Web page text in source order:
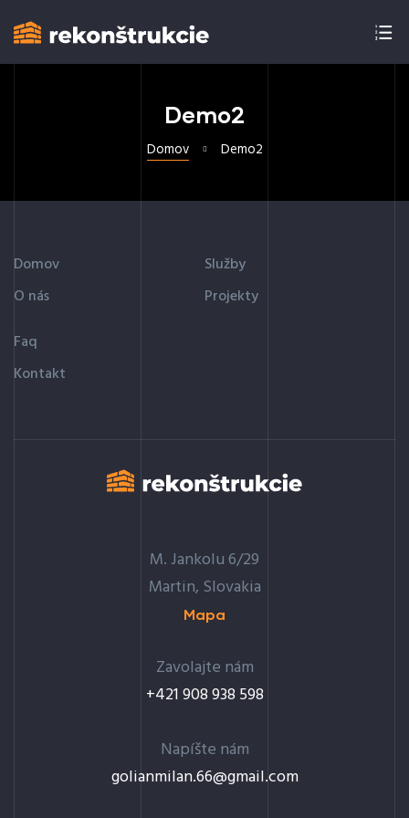
Demo2
Domov Demo2
Domov
O nás
Služby
Projekty
Faq
Kontakt
M. Jankolu 6/29
Martin, Slovakia
Mapa
Zavolajte nám
+421 908 938 598
Napíšte nám
golianmilan.66@gmail.com